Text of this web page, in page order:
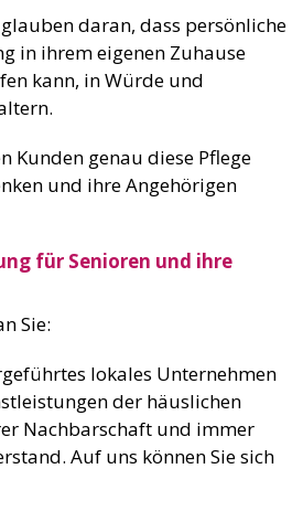
daran, dass persönliche
in ihrem eigenen Zuhause
kann, in Würde und
Kunden genau diese Pflege
und ihre Angehörigen
für Senioren und ihre
Sie:
lokales Unternehmen
der häuslichen
Nachbarschaft und immer
Auf uns können Sie sich